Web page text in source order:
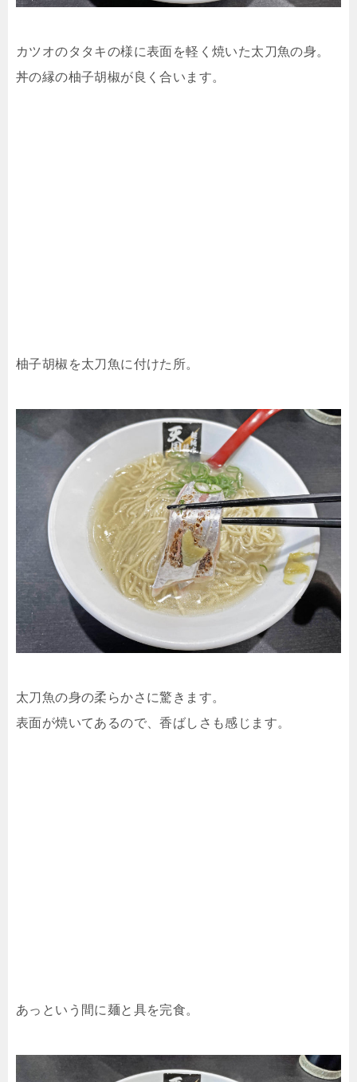
カツオのタタキの様に表面を軽く焼いた太刀魚の身。
丼の縁の柚子胡椒が良く合います。
柚子胡椒を太刀魚に付けた所。
太刀魚の身の柔らかさに驚きます。
表面が焼いてあるので、香ばしさも感じます。
あっという間に麺と具を完食。